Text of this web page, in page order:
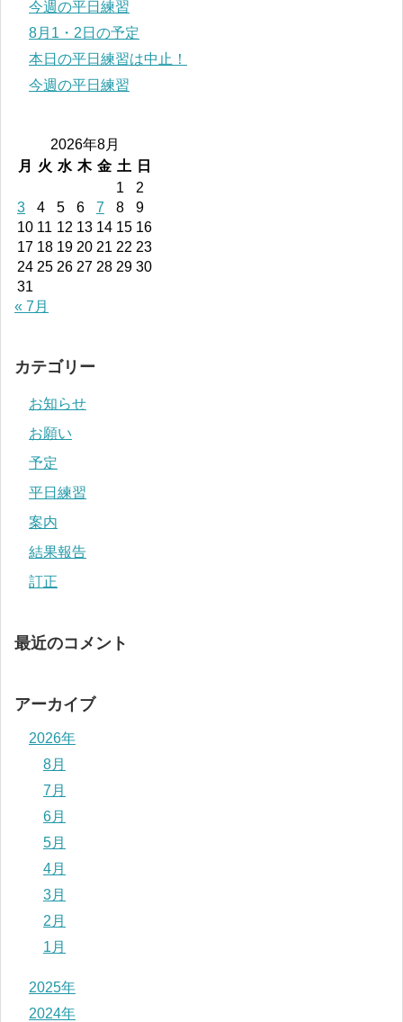
今週の平日練習
8月1・2日の予定
本日の平日練習は中止！
今週の平日練習
2026年8月
月
火 水 木 金 土
日
1
2
3
4 5 6 7 8
9
10 11 12 13 14 15 16
17 18 19 20 21 22 23
24 25 26 27 28 29 30
31
« 7月
カテゴリー
お知らせ
お願い
予定
平日練習
案内
結果報告
訂正
最近のコメント
アーカイブ
2026年
8月
7月
6月
5月
4月
3月
2月
1月
2025年
2024年